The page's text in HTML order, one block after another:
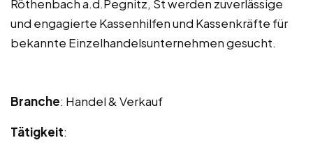
Röthenbach a.d.Pegnitz, St werden zuverlässige
und engagierte Kassenhilfen und Kassenkräfte für
bekannte Einzelhandelsunternehmen gesucht.
Branche: Handel & Verkauf
Tätigkeit: